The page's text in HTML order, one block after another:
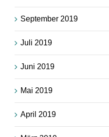
September 2019
Juli 2019
Juni 2019
Mai 2019
April 2019